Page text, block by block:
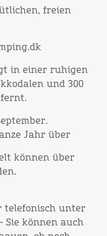
freien
in einer ruhigen
und 300
Jahr über
können über
telefonisch unter
Sie können auch